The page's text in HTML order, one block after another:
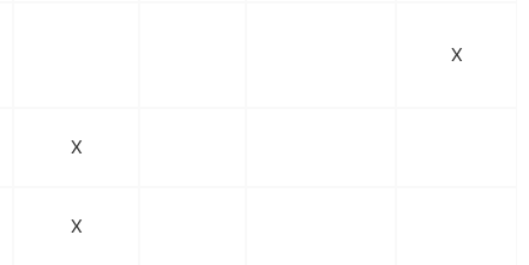
X
X
X